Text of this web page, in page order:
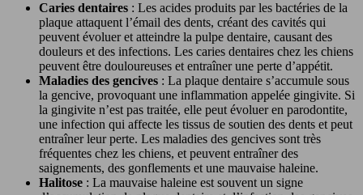
Caries dentaires : Les acides produits par les bactéries de la
plaque attaquent l’émail des dents, créant des cavités qui
peuvent évoluer et atteindre la pulpe dentaire, causant des
douleurs et des infections. Les caries dentaires chez les chiens
peuvent être douloureuses et entraîner une perte d’appétit.
Maladies des gencives : La plaque dentaire s’accumule sous
la gencive, provoquant une inflammation appelée gingivite. Si
la gingivite n’est pas traitée, elle peut évoluer en parodontite,
une infection qui affecte les tissus de soutien des dents et peut
entraîner leur perte. Les maladies des gencives sont très
fréquentes chez les chiens, et peuvent entraîner des
saignements, des gonflements et une mauvaise haleine.
Halitose : La mauvaise haleine est souvent un signe